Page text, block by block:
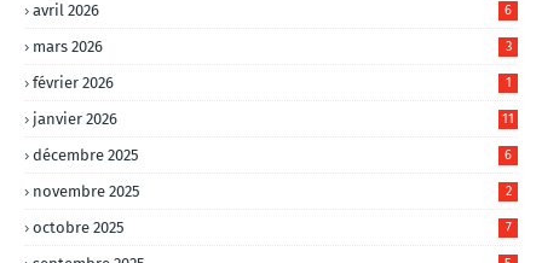
avril 2026 6
mars 2026 3
février 2026 1
janvier 2026 11
décembre 2025 6
novembre 2025 2
octobre 2025 7